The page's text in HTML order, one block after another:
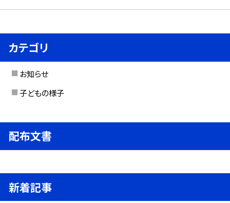
カテゴリ
お知らせ
子どもの様子
配布文書
新着記事